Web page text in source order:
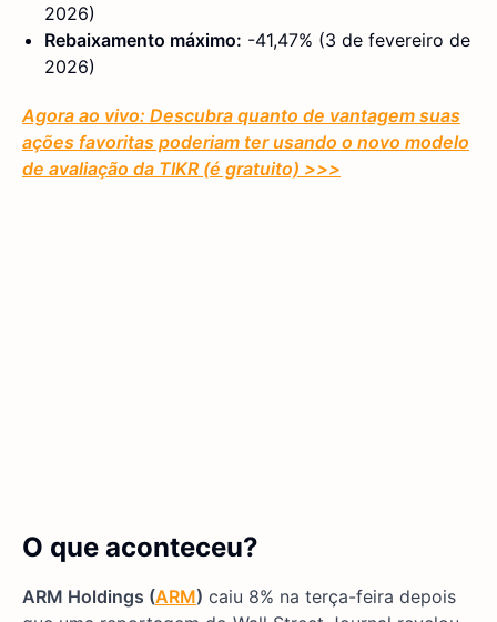
2026)
Rebaixamento máximo: -41,47% (3 de fevereiro de
2026)
Agora ao vivo: Descubra quanto de vantagem suas
ações favoritas poderiam ter usando o novo modelo
de avaliação da TIKR (é gratuito) >>>
O que aconteceu?
ARM Holdings (ARM) caiu 8% na terça-feira depois